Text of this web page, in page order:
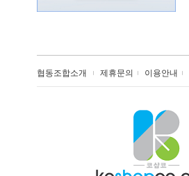
협동조합소개 제휴문의 이용안내